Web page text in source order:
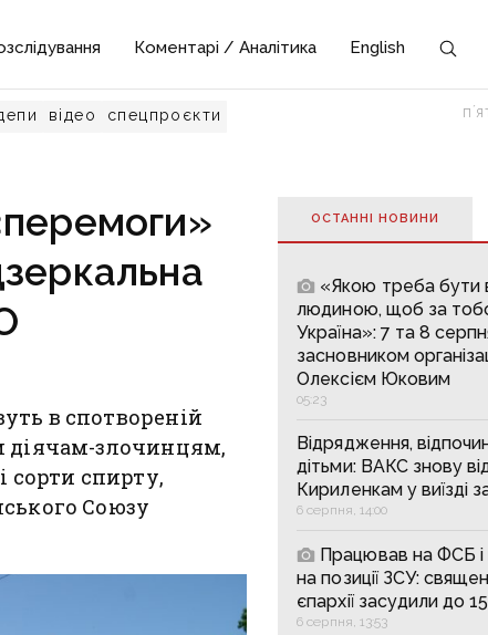
Коментарі / Аналітика English
відео спецпроєкти
в спотвореній
діячам-злочинцям,
сорти спирту,
Союзу
ОСТАННІ НОВИНИ
«Якою треба бути
людиною, щоб за
Україна»: 7 та 8
засновником
Олексієм Юковим
05:23
Відрядження,
дітьми: ВАКС знову
Кириленкам у виїзді
6 серпня, 14:00
Працював на ФСБ і
на позиції ЗСУ:
єпархії засудили до
6 серпня, 13:53